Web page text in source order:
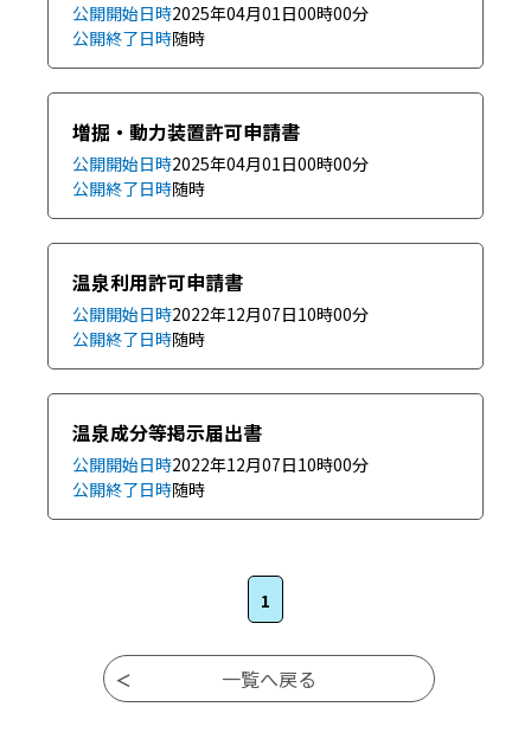
公開開始日時2025年04月01日00時00分
公開終了日時随時
増掘・動力装置許可申請書
公開開始日時2025年04月01日00時00分
公開終了日時随時
温泉利用許可申請書
公開開始日時2022年12月07日10時00分
公開終了日時随時
温泉成分等掲示届出書
公開開始日時2022年12月07日10時00分
公開終了日時随時
1